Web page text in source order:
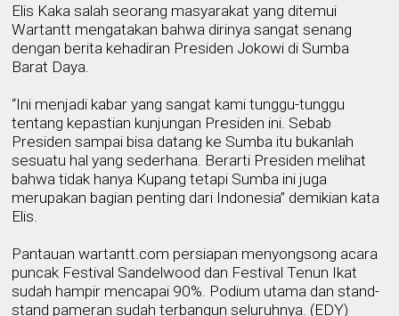
Elis Kaka salah seorang masyarakat yang ditemui
Wartantt mengatakan bahwa dirinya sangat senang
dengan berita kehadiran Presiden Jokowi di Sumba
Barat Daya.
“Ini menjadi kabar yang sangat kami tunggu-tunggu
tentang kepastian kunjungan Presiden ini. Sebab
Presiden sampai bisa datang ke Sumba itu bukanlah
sesuatu hal yang sederhana. Berarti Presiden melihat
bahwa tidak hanya Kupang tetapi Sumba ini juga
merupakan bagian penting dari Indonesia” demikian kata
Elis.
Pantauan wartantt.com persiapan menyongsong acara
puncak Festival Sandelwood dan Festival Tenun Ikat
sudah hampir mencapai 90%. Podium utama dan stand-
stand pameran sudah terbangun seluruhnya. (EDY)